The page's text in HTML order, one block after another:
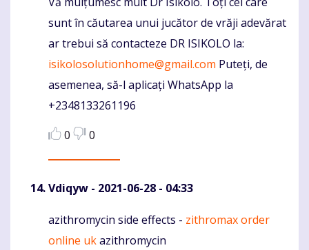
sunt în căutarea unui jucător de vrăji adevărat
ar trebui să contacteze DR ISIKOLO la:
isikolosolutionhome@gmail.com Puteți, de
asemenea, să-l aplicați WhatsApp la
+2348133261196
0
0
Vdiqyw - 2021-06-28 - 04:33
Komentaras
azithromycin side effects - zithromax order
online ukazithromycin